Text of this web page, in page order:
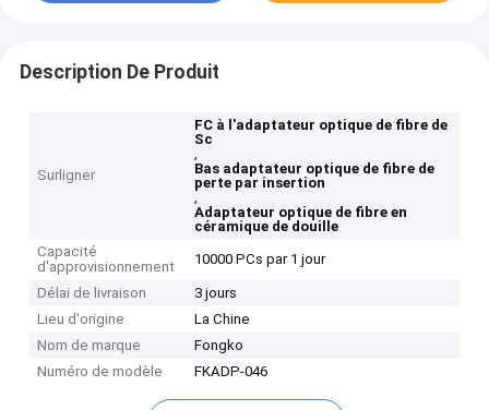
Description De Produit
Surligner
FC à l'adaptateur optique de fibre de
Sc
,
Bas adaptateur optique de fibre de
perte par insertion
,
Adaptateur optique de fibre en
céramique de douille
Capacité
d'approvisionnement
10000 PCs par 1 jour
Délai de livraison
3 jours
Lieu d'origine
La Chine
Nom de marque
Fongko
Numéro de modèle
FKADP-046